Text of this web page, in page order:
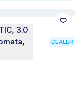
3.0
DEALER